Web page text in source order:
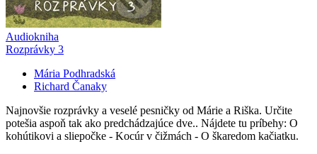
Audiokniha
Rozprávky 3
Mária Podhradská
Richard Čanaky
Najnovšie rozprávky a veselé pesničky od Márie a Riška. Určite
potešia aspoň tak ako predchádzajúce dve.. Nájdete tu príbehy: O
kohútikovi a sliepočke - Kocúr v čižmách - O škaredom kačiatku.